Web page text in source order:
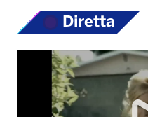
Diretta